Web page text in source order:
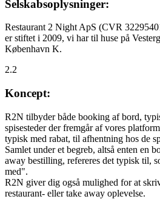
Selskabsoplysninger:
Restaurant 2 Night ApS (CVR
er stiftet i 2009, vi har til huse på
København K.
2.2
Koncept:
R2N tilbyder både booking af bord,
spisesteder der fremgår af vores
typisk med rabat, til afhentning hos de
Samlet under et begreb, altså enten en
away bestilling, refereres det typisk til,
med".
R2N giver dig også mulighed for at
restaurant- eller take away oplevelse.